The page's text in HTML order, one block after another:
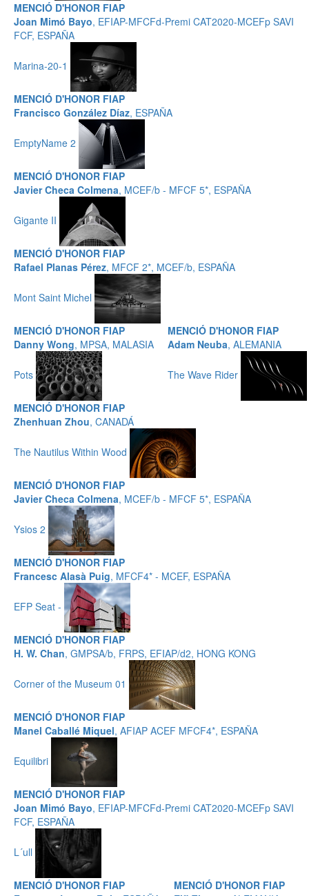
MENCIÓ D'HONOR FIAP
Joan Mimó Bayo, EFIAP-MFCFd-Premi CAT2020-MCEFp SAVI
FCF, ESPAÑA
Marina-20-1
MENCIÓ D'HONOR FIAP
Francisco González Díaz, ESPAÑA
EmptyName 2
MENCIÓ D'HONOR FIAP
Javier Checa Colmena, MCEF/b - MFCF 5*, ESPAÑA
Gigante II
MENCIÓ D'HONOR FIAP
Rafael Planas Pérez, MFCF 2*, MCEF/b, ESPAÑA
Mont Saint Michel
MENCIÓ D'HONOR FIAP
Danny Wong, MPSA, MALASIA
Pots
MENCIÓ D'HONOR FIAP
Adam Neuba, ALEMANIA
The Wave Rider
MENCIÓ D'HONOR FIAP
Zhenhuan Zhou, CANADÁ
The Nautilus Within Wood
MENCIÓ D'HONOR FIAP
Javier Checa Colmena, MCEF/b - MFCF 5*, ESPAÑA
Ysios 2
MENCIÓ D'HONOR FIAP
Francesc Alasà Puig, MFCF4* - MCEF, ESPAÑA
EFP Seat -
MENCIÓ D'HONOR FIAP
H. W. Chan, GMPSA/b, FRPS, EFIAP/d2, HONG KONG
Corner of the Museum 01
MENCIÓ D'HONOR FIAP
Manel Caballé Miquel, AFIAP ACEF MFCF4*, ESPAÑA
Equilibri
MENCIÓ D'HONOR FIAP
Joan Mimó Bayo, EFIAP-MFCFd-Premi CAT2020-MCEFp SAVI
FCF, ESPAÑA
L´ull
MENCIÓ D'HONOR FIAP
MENCIÓ D'HONOR FIAP